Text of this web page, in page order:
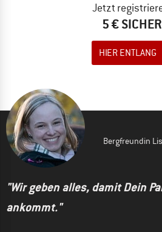
Jetzt
5 €
HIER ENTLANG
Bergfreundin
"Wir geben alles, damit Dein
ankommt."